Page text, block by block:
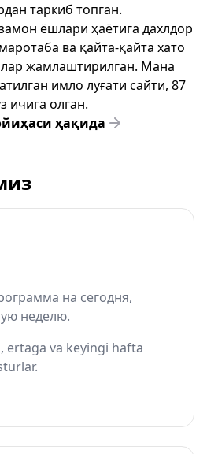
таркиб топган.
ёшлари ҳаётига дахлдор
ва қайта-қайта хато
жамлаштирилган. Мана
имло луғати сайти, 87
ичига олган.
ҳақида
на сегодня,
неделю.
ertaga va keyingi hafta